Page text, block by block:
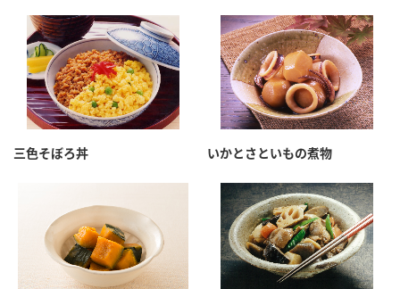
三色そぼろ丼 いかとさといもの煮物